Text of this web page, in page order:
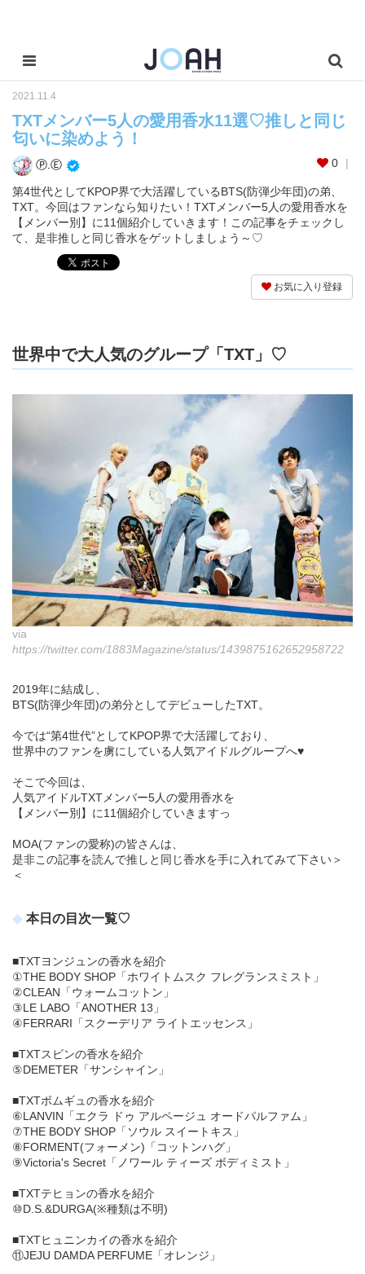
2021.11.4
TXTメンバー5人の愛用香水11選♡推しと同じ
匂いに染めよう！
Ⓟ.Ⓔ 0
第4世代としてKPOP界で大活躍しているBTS(防弾少年団)の弟、
TXT。今回はファンなら知りたい！TXTメンバー5人の愛用香水を
【メンバー別】に11個紹介していきます！この記事をチェックし
て、是非推しと同じ香水をゲットしましょう～♡
お気に入り登録
世界中で大人気のグループ「TXT」♡
via
https://twitter.com/1883Magazine/status/1439875162652958722
2019年に結成し、
BTS(防弾少年団)の弟分としてデビューしたTXT。
今では“第4世代”としてKPOP界で大活躍しており、
世界中のファンを虜にしている人気アイドルグループへ♥
そこで今回は、
人気アイドルTXTメンバー5人の愛用香水を
【メンバー別】に11個紹介していきますっ
MOA(ファンの愛称)の皆さんは、
是非この記事を読んで推しと同じ香水を手に入れてみて下さい＞
＜
本日の目次一覧♡
■TXTヨンジュンの香水を紹介
①THE BODY SHOP「ホワイトムスク フレグランスミスト」
②CLEAN「ウォームコットン」
③LE LABO「ANOTHER 13」
④FERRARI「スクーデリア ライトエッセンス」
■TXTスビンの香水を紹介
⑤DEMETER「サンシャイン」
■TXTボムギュの香水を紹介
⑥LANVIN「エクラ ドゥ アルページュ オードパルファム」
⑦THE BODY SHOP「ソウル スイートキス」
⑧FORMENT(フォーメン)「コットンハグ」
⑨Victoria's Secret「ノワール ティーズ ボディミスト」
■TXTテヒョンの香水を紹介
⑩D.S.&DURGA(※種類は不明)
■TXTヒュニンカイの香水を紹介
⑪JEJU DAMDA PERFUME「オレンジ」